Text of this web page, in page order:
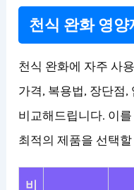
천식 완화 영양
천식 완화에 자주 사
가격, 복용법, 장단점,
비교해드립니다. 이
최적의 제품을 선택
비